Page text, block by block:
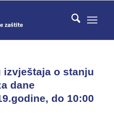
izvještaja o stanju
dane
do 10:00